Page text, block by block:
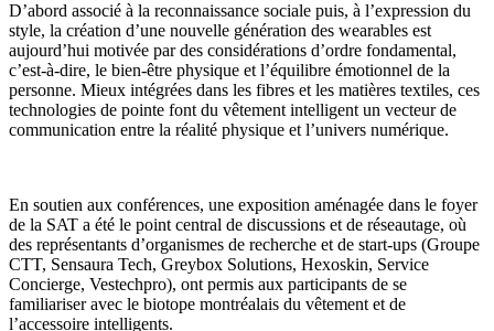
D’abord associé à la reconnaissance sociale puis, à l’expression du
style, la création d’une nouvelle génération des wearables est
aujourd’hui motivée par des considérations d’ordre fondamental,
c’est-à-dire, le bien-être physique et l’équilibre émotionnel de la
personne. Mieux intégrées dans les fibres et les matières textiles, ces
technologies de pointe font du vêtement intelligent un vecteur de
communication entre la réalité physique et l’univers numérique.
En soutien aux conférences, une exposition aménagée dans le foyer
de la SAT a été le point central de discussions et de réseautage, où
des représentants d’organismes de recherche et de start-ups (Groupe
CTT, Sensaura Tech, Greybox Solutions, Hexoskin, Service
Concierge, Vestechpro), ont permis aux participants de se
familiariser avec le biotope montréalais du vêtement et de
l’accessoire intelligents.